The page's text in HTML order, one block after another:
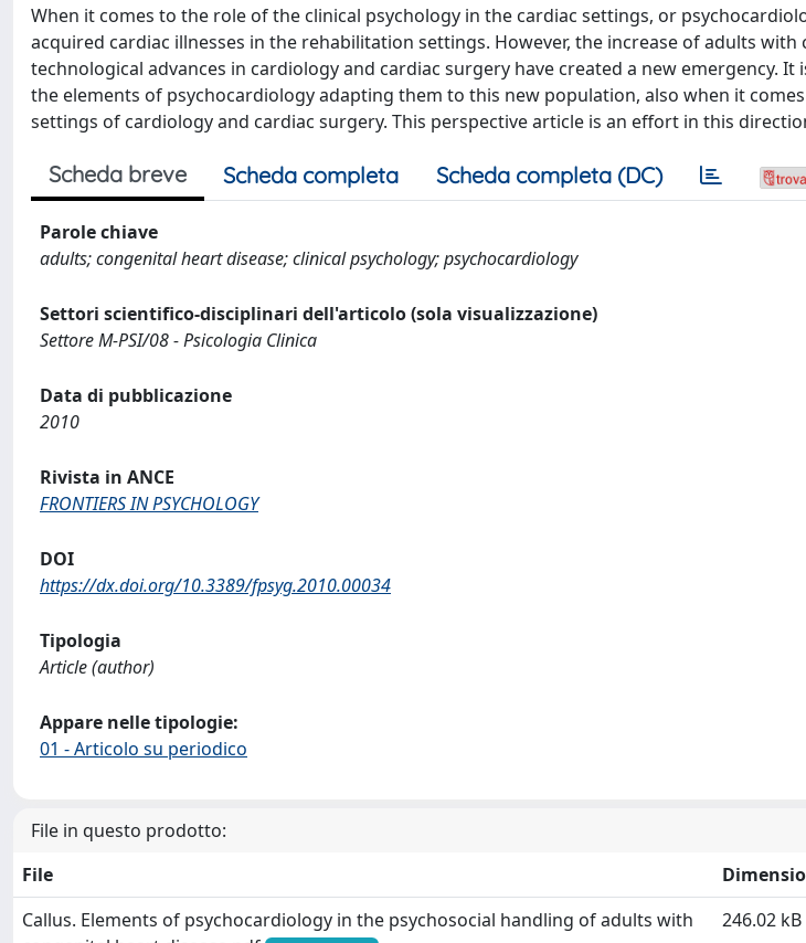
When it comes to the role of the clinical psychology in the cardiac settings, or
acquired cardiac illnesses in the rehabilitation settings. However, the increase of adults
technological advances in cardiology and cardiac surgery have created a new emergency.
the elements of psychocardiology adapting them to this new population, also when it
settings of cardiology and cardiac surgery. This perspective article is an effort in this
Scheda breve Scheda completa Scheda completa (DC)
Parole chiave
adults; congenital heart disease; clinical psychology; psychocardiology
Settori scientifico-disciplinari dell'articolo (sola visualizzazione)
Settore M-PSI/08 - Psicologia Clinica
Data di pubblicazione
2010
Rivista in ANCE
FRONTIERS IN PSYCHOLOGY
DOI
https://dx.doi.org/10.3389/fpsyg.2010.00034
Tipologia
Article (author)
Appare nelle tipologie:
01 - Articolo su periodico
File in questo prodotto:
File
Callus. Elements of psychocardiology in the psychosocial handling of adults with
246.02 kB